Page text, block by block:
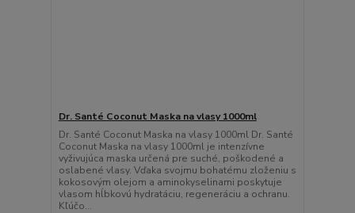
Dr. Santé Coconut Maska na vlasy 1000ml
Dr. Santé Coconut Maska na vlasy 1000ml Dr. Santé
Coconut Maska na vlasy 1000ml je intenzívne
vyživujúca maska určená pre suché, poškodené a
oslabené vlasy. Vďaka svojmu bohatému zloženiu s
kokosovým olejom a aminokyselinami poskytuje
vlasom hĺbkovú hydratáciu, regeneráciu a ochranu.
Kľúčo...